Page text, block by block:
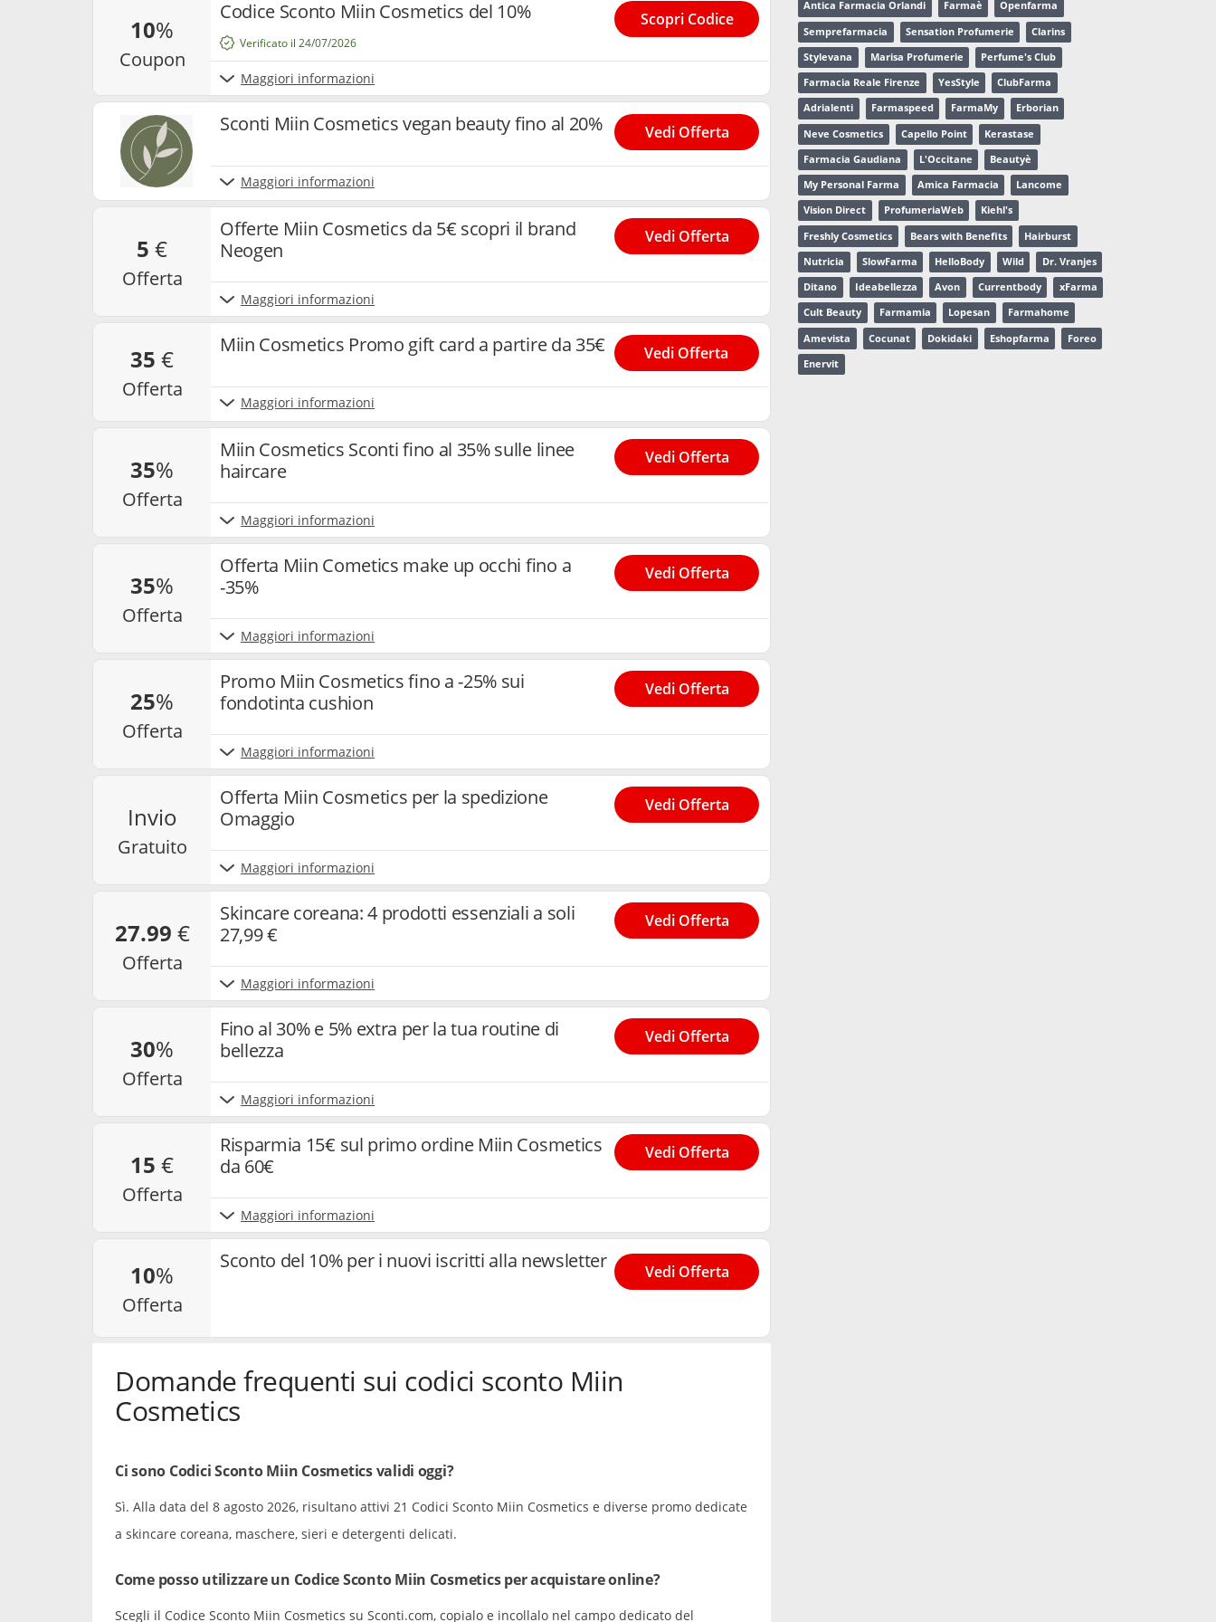
10%
coupon
Codice Sconto Miin Cosmetics del 10%
Maggiori informazioni
Verificato il 24/07/2026
Scopri Codice
Sconti Miin Cosmetics vegan beauty fino al 20%
Maggiori informazioni
Vedi Offerta
5 €
offerta
Offerte Miin Cosmetics da 5€ scopri il brand
Neogen
Maggiori informazioni
Vedi Offerta
35 €
offerta
Miin Cosmetics Promo gift card a partire da 35€
Maggiori informazioni
Vedi Offerta
35%
offerta
Miin Cosmetics Sconti fino al 35% sulle linee
haircare
Maggiori informazioni
Vedi Offerta
35%
offerta
Offerta Miin Cometics make up occhi fino a
-35%
Maggiori informazioni
Vedi Offerta
25%
offerta
Promo Miin Cosmetics fino a -25% sui
fondotinta cushion
Maggiori informazioni
Vedi Offerta
invio
gratuito
Offerta Miin Cosmetics per la spedizione
Omaggio
Maggiori informazioni
Vedi Offerta
27.99 €
offerta
Skincare coreana: 4 prodotti essenziali a soli
27,99 €
Maggiori informazioni
Vedi Offerta
30%
offerta
Fino al 30% e 5% extra per la tua routine di
bellezza
Maggiori informazioni
Vedi Offerta
15 €
offerta
Risparmia 15€ sul primo ordine Miin Cosmetics
da 60€
Maggiori informazioni
Vedi Offerta
10%
offerta
Sconto del 10% per i nuovi iscritti alla newsletter Vedi Offerta
Domande frequenti sui codici sconto Miin
Cosmetics
Ci sono Codici Sconto Miin Cosmetics validi oggi?
Sì. Alla data del 8 agosto 2026, risultano attivi 21 Codici Sconto Miin Cosmetics e diverse promo dedicate
a skincare coreana, maschere, sieri e detergenti delicati.
Come posso utilizzare un Codice Sconto Miin Cosmetics per acquistare online?
Scegli il Codice Sconto Miin Cosmetics su Sconti.com, copialo e incollalo nel campo dedicato del
Antica Farmacia Orlandi Farmaè Openfarma
Semprefarmacia Sensation Profumerie Clarins
Stylevana Marisa Profumerie Perfume's Club
Farmacia Reale Firenze YesStyle ClubFarma
Adrialenti Farmaspeed FarmaMy Erborian
Neve Cosmetics Capello Point Kerastase
Farmacia Gaudiana L'Occitane Beautyè
My Personal Farma Amica Farmacia Lancome
Vision Direct ProfumeriaWeb Kiehl's
Freshly Cosmetics Bears with Benefits Hairburst
Nutricia SlowFarma HelloBody Wild Dr. Vranjes
Ditano Ideabellezza Avon Currentbody xFarma
Cult Beauty Farmamia Lopesan Farmahome
Amevista Cocunat Dokidaki Eshopfarma Foreo
Enervit